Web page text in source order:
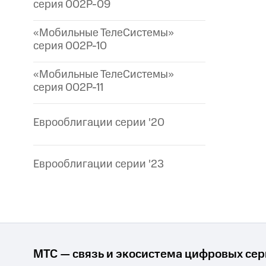
серия 002P-09
«Мобильные ТелеСистемы»
серия 002P-10
«Мобильные ТелеСистемы»
серия 002P-11
Еврооблигации серии '20
Еврооблигации серии '23
МТС — связь и экосистема цифровых